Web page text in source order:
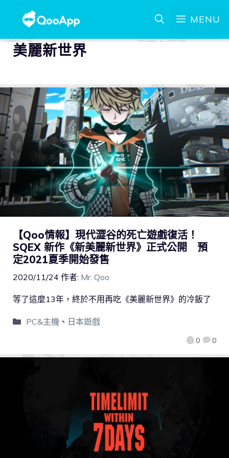
MENU
美麗新世界
【Qoo情報】現代澀谷的死亡遊戲復活！
SQEX 新作《新美麗新世界》正式公開 預
定2021夏季開始發售
2020/11/24 作者: Mr. Qoo
0 0
等了這麼13年，終於不用再吃《美麗新世界》的冷飯了
PC&主機、 日本遊戲